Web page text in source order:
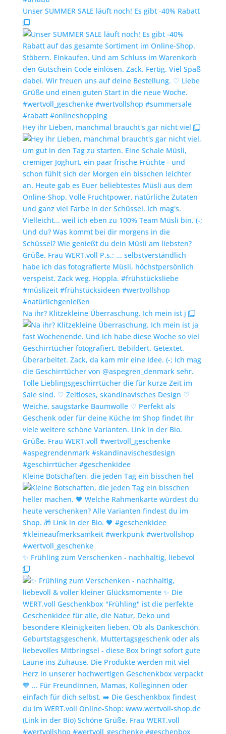
Unser SUMMER SALE läuft noch! Es gibt -40% Rabatt
Hey ihr Lieben, manchmal braucht's gar nicht viel
Na ihr? Klitzekleine Überraschung. Ich mein ist j
Kleine Botschaften, die jeden Tag ein bisschen hel
✨️ Frühling zum Verschenken - nachhaltig, liebevol